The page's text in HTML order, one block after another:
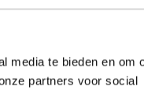
media te bieden en om
partners voor social